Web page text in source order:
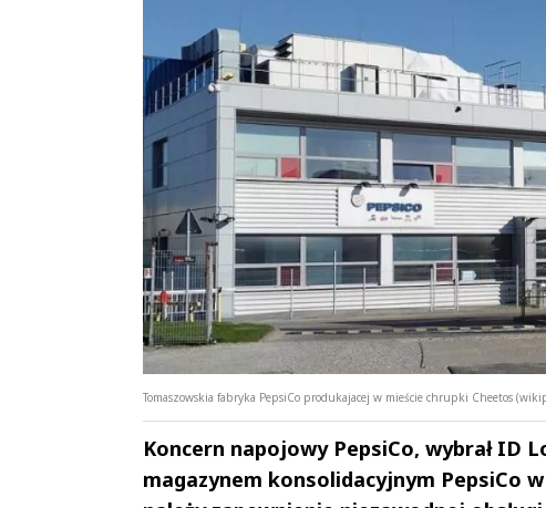
Tomaszowskia fabryka PepsiCo produkajacej w mieście chrupki Cheetos
Koncern napojowy PepsiCo, wybrał ID
magazynem konsolidacyjnym PepsiCo